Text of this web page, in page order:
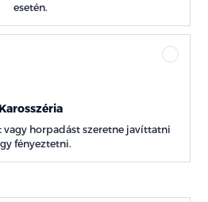
esetén.
Karosszéria
vagy horpadást szeretne javíttatni
fényeztetni.